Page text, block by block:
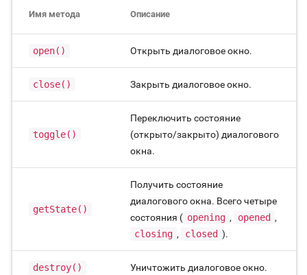
Имя метода Описание
open() Открыть диалоговое окно.
close() Закрыть диалоговое окно.
toggle()
Переключить состояние
(открыто/закрыто) диалогового
окна.
getState()
Получить состояние
диалогового окна. Всего четыре
состояния ( opening , opened ,
closing , closed ).
destroy() Уничтожить диалоговое окно.